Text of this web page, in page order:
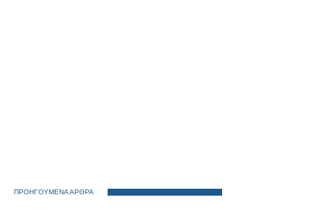
ΠΡΟΗΓΟΥΜΕΝΑ ΑΡΘΡΑ